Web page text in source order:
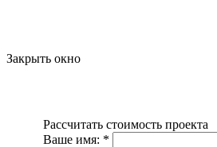
Закрыть окно
Рассчитать стоимость проекта
Ваше имя: *